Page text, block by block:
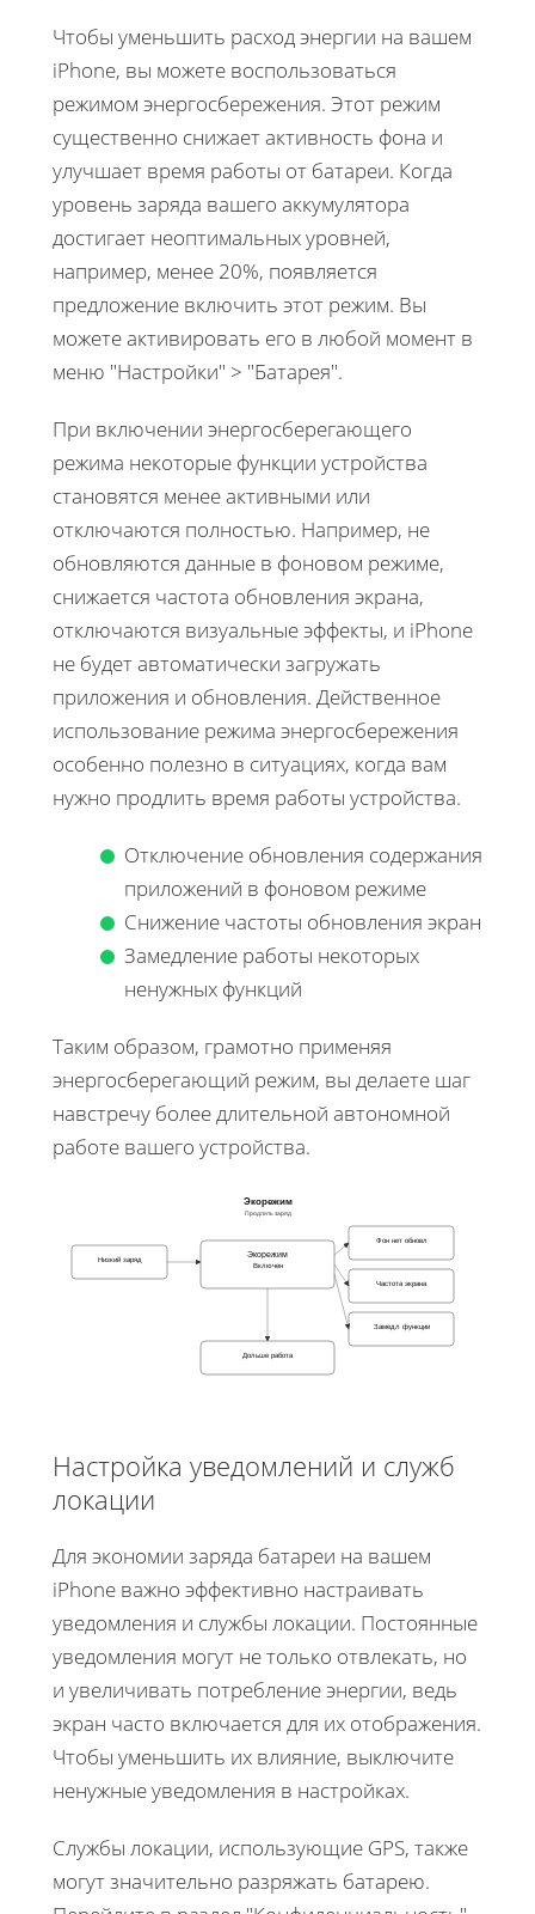
Чтобы уменьшить расход энергии на вашем
iPhone, вы можете воспользоваться
режимом энергосбережения. Этот режим
существенно снижает активность фона и
улучшает время работы от батареи. Когда
уровень заряда вашего аккумулятора
достигает неоптимальных уровней,
например, менее 20%, появляется
предложение включить этот режим. Вы
можете активировать его в любой момент в
меню "Настройки" > "Батарея".
При включении энергосберегающего
режима некоторые функции устройства
становятся менее активными или
отключаются полностью. Например, не
обновляются данные в фоновом режиме,
снижается частота обновления экрана,
отключаются визуальные эффекты, и iPhone
не будет автоматически загружать
приложения и обновления. Действенное
использование режима энергосбережения
особенно полезно в ситуациях, когда вам
нужно продлить время работы устройства.
Отключение обновления содержания
приложений в фоновом режиме
Снижение частоты обновления экран
Замедление работы некоторых
ненужных функций
Таким образом, грамотно применяя
энергосберегающий режим, вы делаете шаг
навстречу более длительной автономной
работе вашего устройства.
Экорежим
Продлить заряд
Низкий заряд
Экорежим
Включен
Фон нет обновл
Частота экрана
Замедл функции
Дольше работа
Настройка уведомлений и служб
локации
Для экономии заряда батареи на вашем
iPhone важно эффективно настраивать
уведомления и службы локации. Постоянные
уведомления могут не только отвлекать, но
и увеличивать потребление энергии, ведь
экран часто включается для их отображения.
Чтобы уменьшить их влияние, выключите
ненужные уведомления в настройках.
Службы локации, использующие GPS, также
могут значительно разряжать батарею.